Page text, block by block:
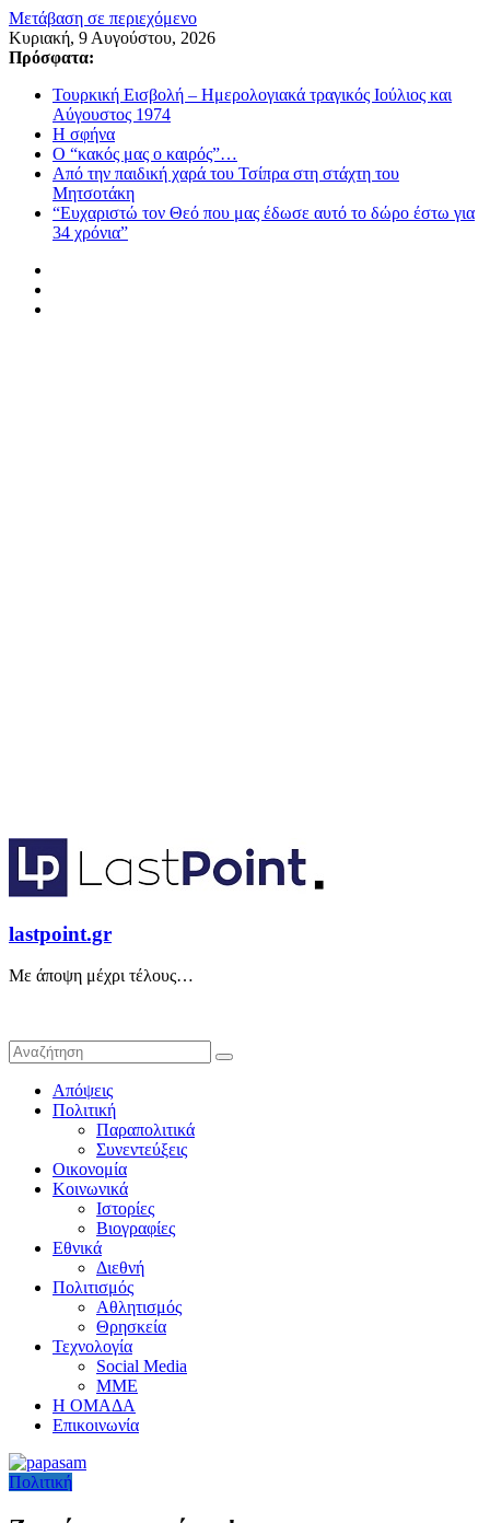
Μετάβαση σε περιεχόμενο
Κυριακή, 9 Αυγούστου, 2026
Πρόσφατα:
Τουρκική Εισβολή – Ημερολογιακά τραγικός Ιούλιος και
Αύγουστος 1974
Η σφήνα
Ο “κακός μας ο καιρός”…
Από την παιδική χαρά του Τσίπρα στη στάχτη του
Μητσοτάκη
“Ευχαριστώ τον Θεό που μας έδωσε αυτό το δώρο έστω για
34 χρόνια”
lastpoint.gr
Με άποψη μέχρι τέλους…
Απόψεις
Πολιτική
Παραπολιτικά
Συνεντεύξεις
Οικονομία
Κοινωνικά
Ιστορίες
Βιογραφίες
Εθνικά
Διεθνή
Πολιτισμός
Αθλητισμός
Θρησκεία
Τεχνολογία
Social Media
ΜΜΕ
Η ΟΜΑΔΑ
Επικοινωνία
Πολιτική